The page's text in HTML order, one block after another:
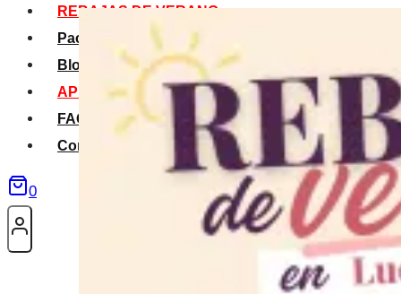
REBAJAS DE VERANO
Packs Verano
Blog
APP La Tribu
FAQS
Contacto
0